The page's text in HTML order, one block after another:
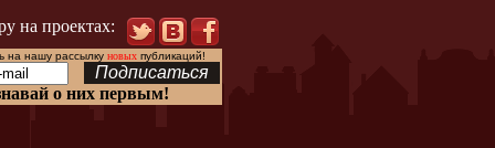
на проектах:
на нашу рассылку новыхпубликаций!
о них первым!